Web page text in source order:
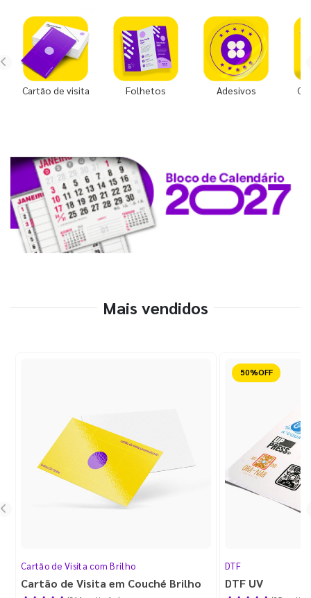
Cartão de visita Folhetos Adesivos
Mais vendidos
Cartão de Visita com Brilho
Cartão de Visita em Couché Brilho
Reduzido
DTF
DTF UV